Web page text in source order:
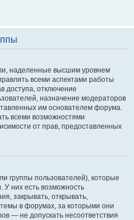
наделенные высшим уровнем
всеми аспектами работы
доступа, отключение
назначение модераторов
им основателем форума.
всеми возможностями
от прав, предоставленных
группы пользователей), которые
них есть возможность
закрывать, открывать,
в форумах, за которыми они
— не допускать несоответствия